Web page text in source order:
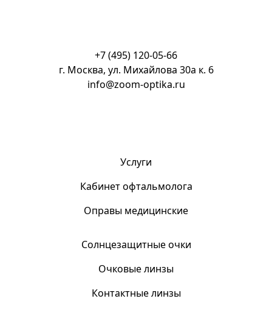
+7 (495) 120-05-66
г. Москва, ул. Михайлова 30а к. 6
info@zoom-optika.ru
Услуги
Кабинет офтальмолога
Оправы медицинские
Солнцезащитные очки
Очковые линзы
Контактные линзы